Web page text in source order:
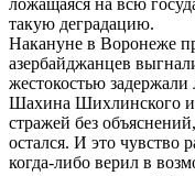
ложащаяся на всю
такую деградацию.
Накануне в Воронеже
азербайджанцев
жестокостью
Шахина Шихлинского и
стражей без
остался. И это чувство
когда-либо верил в